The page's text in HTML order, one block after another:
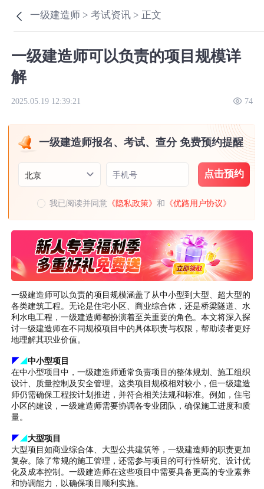
一级建造师 >考试资讯 > 正文
一级建造师可以负责的项目规模详
解
2025.05.19 12:39:21 74
一级建造师报名、考试、查分 免费预约提醒
北京 手机号 点击预约
我已阅读并同意 《隐私政策》和 《优路用户协议》
一级建造师可以负责的项目规模涵盖了从中小型到大型、超大型的
各类建筑工程。无论是住宅小区、商业综合体，还是桥梁隧道、水
利水电工程，一级建造师都扮演着至关重要的角色。本文将深入探
讨一级建造师在不同规模项目中的具体职责与权限，帮助读者更好
地理解其职业价值。
◤◢中小型项目
在中小型项目中，一级建造师通常负责项目的整体规划、施工组织
设计、质量控制及安全管理。这类项目规模相对较小，但一级建造
师仍需确保工程按计划推进，并符合相关法规和标准。例如，住宅
小区的建设，一级建造师需要协调各专业团队，确保施工进度和质
量。
◤◢大型项目
大型项目如商业综合体、大型公共建筑等，一级建造师的职责更加
复杂。除了常规的施工管理，还需参与项目的可行性研究、设计优
化及成本控制。一级建造师在这些项目中需要具备更高的专业素养
和协调能力，以确保项目顺利实施。